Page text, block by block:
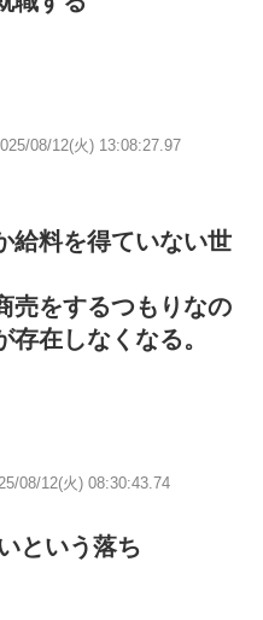
08/12(火) 13:08:27.97
給料を得ていない世
売をするつもりなの
在しなくなる。
08/12(火) 08:30:43.74
という落ち